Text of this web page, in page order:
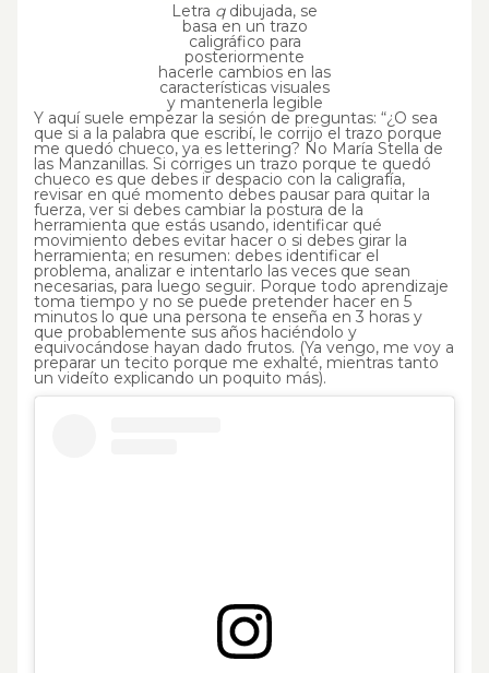
Letra qdibujada, se
basa en un trazo
caligráfico para
posteriormente
hacerle cambios en las
características visuales
y mantenerla legible
Y aquí suele empezar la sesión de preguntas: “¿O sea
que si a la palabra que escribí, le corrijo el trazo porque
me quedó chueco, ya es lettering? No María Stella de
las Manzanillas. Si corriges un trazo porque te quedó
chueco es que debes ir despacio con la caligrafía,
revisar en qué momento debes pausar para quitar la
fuerza, ver si debes cambiar la postura de la
herramienta que estás usando, identificar qué
movimiento debes evitar hacer o si debes girar la
herramienta; en resumen: debes identificar el
problema, analizar e intentarlo las veces que sean
necesarias, para luego seguir. Porque todo aprendizaje
toma tiempo y no se puede pretender hacer en 5
minutos lo que una persona te enseña en 3 horas y
que probablemente sus años haciéndolo y
equivocándose hayan dado frutos. (Ya vengo, me voy a
preparar un tecito porque me exhalté, mientras tanto
un videíto explicando un poquito más).